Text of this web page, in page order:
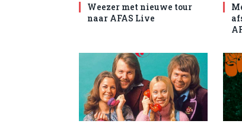
Weezer met nieuwe tour
naar AFAS Live